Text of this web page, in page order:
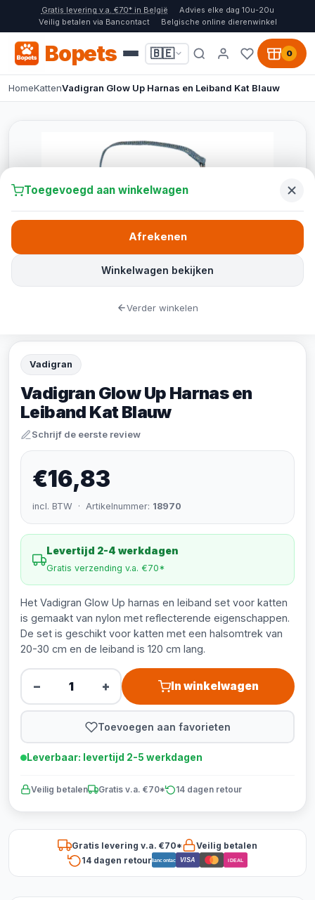
Gratis levering v.a. €70* in België
Advies elke dag 10u-20u
Veilig betalen via Bancontact
Belgische online dierenwinkel
Bopets 🇧🇪 0
HomeKattenVadigran Glow Up Harnas en Leiband Kat Blauw
Vadigran
Vadigran Glow Up Harnas en
Leiband Kat Blauw
Schrijf de eerste review
€16,83
incl. BTW · Artikelnummer: 18970
Levertijd 2-4 werkdagen
Gratis verzending v.a. €70*
Het Vadigran Glow Up harnas en leiband set voor katten
is gemaakt van nylon met reflecterende eigenschappen.
De set is geschikt voor katten met een halsomtrek van
20-30 cm en de leiband is 120 cm lang.
− + In winkelwagen
Toevoegen aan favorieten
Leverbaar: levertijd 2-5 werkdagen
Veilig betalen Gratis v.a. €70* 14 dagen retour
Gratis levering v.a. €70*
Veilig betalen
14 dagen retourBancontact VISA iDEAL
Toegevoegd aan winkelwagen
Winkelwagen bekijken
Afrekenen
Verder winkelen